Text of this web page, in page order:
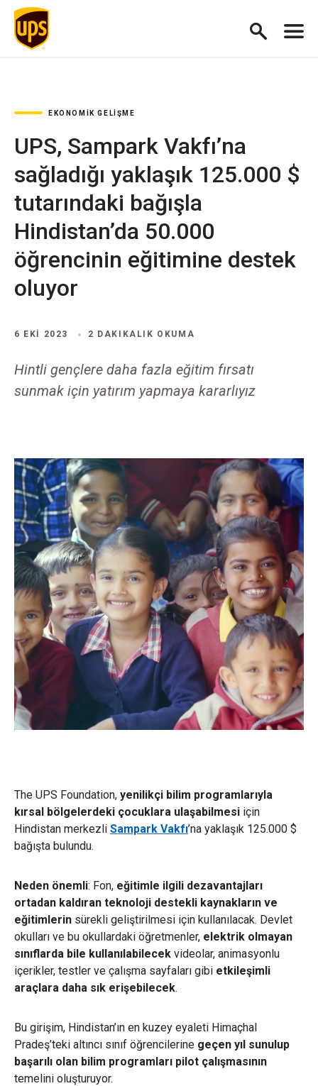
EKONOMIK GELIŞME
UPS, Sampark Vakfı’na
sağladığı yaklaşık 125.000 $
tutarındaki bağışla
Hindistan’da 50.000
öğrencinin eğitimine destek
oluyor
6 EKI 2023 2 DAKIKALIK OKUMA
Hintli gençlere daha fazla eğitim fırsatı
sunmak için yatırım yapmaya kararlıyız
The UPS Foundation, yenilikçi bilim programlarıyla
kırsal bölgelerdeki çocuklara ulaşabilmesi için
Hindistan merkezli Sampark Vakfı’na yaklaşık 125.000 $
bağışta bulundu.
Neden önemli: Fon, eğitimle ilgili dezavantajları
ortadan kaldıran teknoloji destekli kaynakların ve
eğitimlerin sürekli geliştirilmesi için kullanılacak. Devlet
okulları ve bu okullardaki öğretmenler, elektrik olmayan
sınıflarda bile kullanılabilecek videolar, animasyonlu
içerikler, testler ve çalışma sayfaları gibi etkileşimli
araçlara daha sık erişebilecek.
Bu girişim, Hindistan’ın en kuzey eyaleti Himaçhal
Pradeş’teki altıncı sınıf öğrencilerine geçen yıl sunulup
başarılı olan bilim programları pilot çalışmasının
temelini oluşturuyor.